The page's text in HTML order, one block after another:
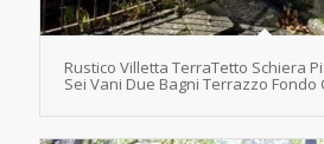
Rustico Villetta TerraTetto Schiera
Sei Vani Due Bagni Terrazzo Fondo